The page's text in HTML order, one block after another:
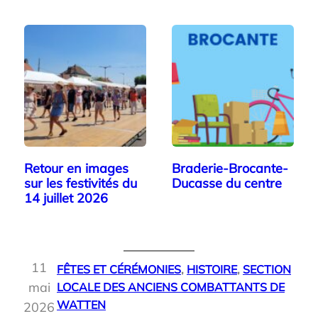
Retour en images
sur les festivités du
14 juillet 2026
Braderie-Brocante-
Ducasse du centre
11
mai
2026
FÊTES ET CÉRÉMONIES, HISTOIRE, SECTION
LOCALE DES ANCIENS COMBATTANTS DE
WATTEN